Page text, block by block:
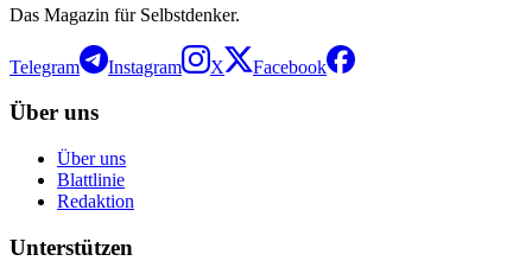
Das Magazin für Selbstdenker.
Telegram Instagram X Facebook
Über uns
Über uns
Blattlinie
Redaktion
Unterstützen